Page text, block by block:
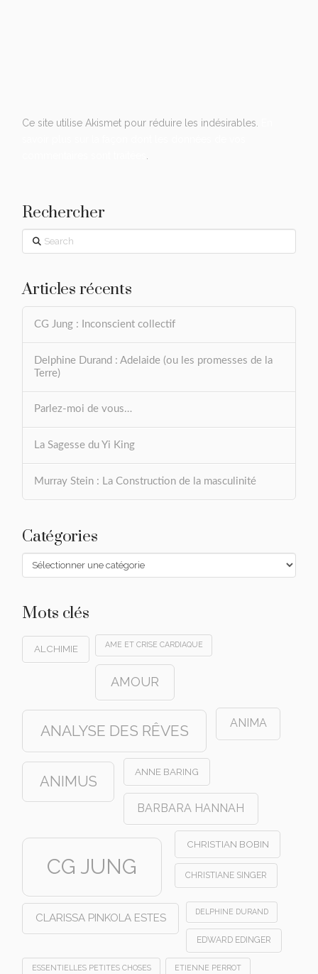
Ce site utilise Akismet pour réduire les indésirables.
Rechercher
Search
Articles récents
CG Jung : Inconscient collectif
Delphine Durand : Adelaide (ou les promesses de la
Terre)
Parlez-moi de vous…
La Sagesse du Yi King
Murray Stein : La Construction de la masculinité
Catégories
Catégories
Mots clés
ALCHIMIE AME ET CRISE CARDIAQUE
AMOUR
ANALYSE DES RÊVES ANIMA
ANIMUS
ANNE BARING
BARBARA HANNAH
CG JUNG
CHRISTIAN BOBIN
CHRISTIANE SINGER
CLARISSA PINKOLA ESTES DELPHINE DURAND
EDWARD EDINGER
ESSENTIELLES PETITES CHOSES ETIENNE PERROT